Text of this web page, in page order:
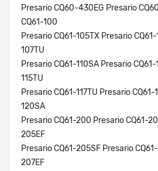
Presario CQ60-430EG Presario
CQ61-100
Presario CQ61-105TX Presario
107TU
Presario CQ61-110SA Presario
115TU
Presario CQ61-117TU Presario
120SA
Presario CQ61-200 Presario CQ61-
205EF
Presario CQ61-205SF Presario
207EF